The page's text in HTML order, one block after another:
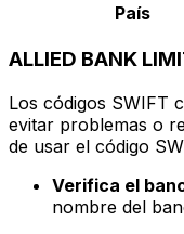
País
ALLIED BANK
Los códigos SWIFT
evitar problemas o
de usar el código
Verifica el
nombre del